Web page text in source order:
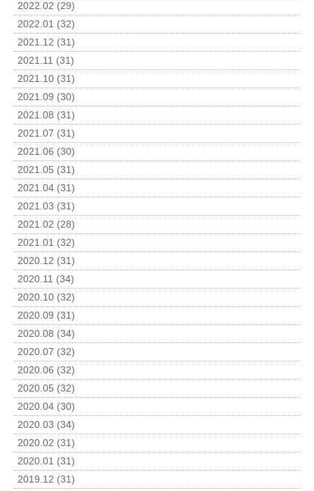
2022.02 (29)
2022.01 (32)
2021.12 (31)
2021.11 (31)
2021.10 (31)
2021.09 (30)
2021.08 (31)
2021.07 (31)
2021.06 (30)
2021.05 (31)
2021.04 (31)
2021.03 (31)
2021.02 (28)
2021.01 (32)
2020.12 (31)
2020.11 (34)
2020.10 (32)
2020.09 (31)
2020.08 (34)
2020.07 (32)
2020.06 (32)
2020.05 (32)
2020.04 (30)
2020.03 (34)
2020.02 (31)
2020.01 (31)
2019.12 (31)